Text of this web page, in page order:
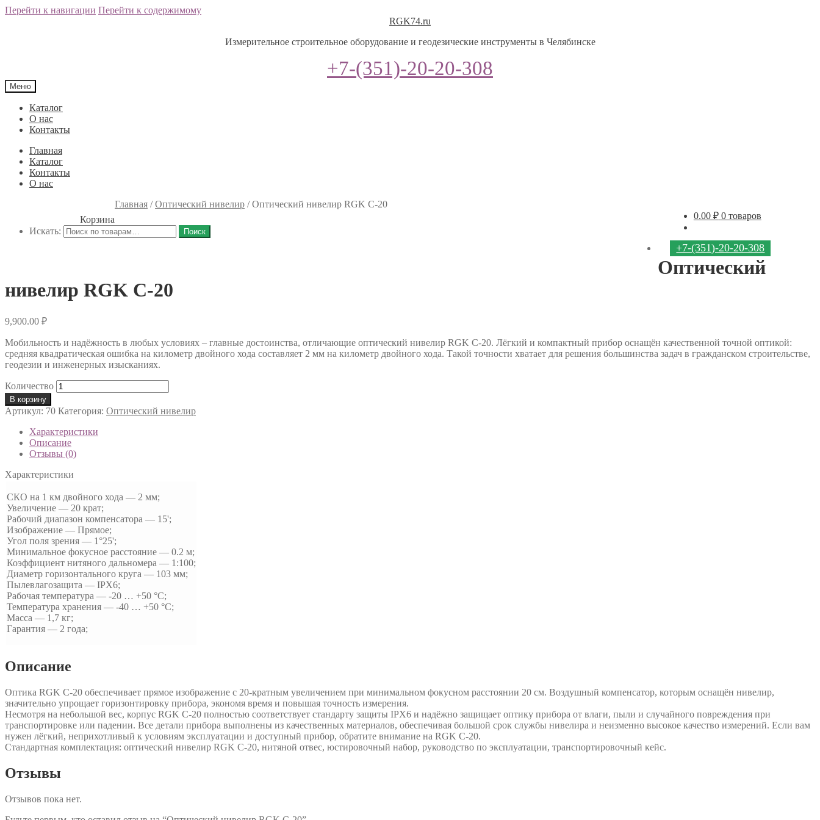
Перейти к навигации Перейти к содержимому
RGK74.ru
Измерительное строительное оборудование и геодезические инструменты в Челябинске
+7-(351)-20-20-308
Меню
Каталог
О нас
Контакты
Главная
Каталог
Контакты
О нас
Корзина 0.00 ₽ 0 товаров
Искать:
Поиск
+7-(351)-20-20-308
Главная /Оптический нивелир /Оптический нивелир RGK C-20
Оптический
нивелир RGK C-20
9,900.00 ₽
Мобильность и надёжность в любых условиях – главные достоинства, отличающие оптический нивелир RGK C-20. Лёгкий и компактный прибор оснащён качественной точной оптикой:
средняя квадратическая ошибка на километр двойного хода составляет 2 мм на километр двойного хода. Такой точности хватает для решения большинства задач в гражданском строительстве,
геодезии и инженерных изысканиях.
Количество
В корзину
Артикул: 70 Категория: Оптический нивелир
Характеристики
Описание
Отзывы (0)
Характеристики
СКО на 1 км двойного хода — 2 мм;
Увеличение — 20 крат;
Рабочий диапазон компенсатора — 15';
Изображение — Прямое;
Угол поля зрения — 1°25';
Минимальное фокусное расстояние — 0.2 м;
Коэффициент нитяного дальномера — 1:100;
Диаметр горизонтального круга — 103 мм;
Пылевлагозащита — IPХ6;
Рабочая температура — -20 … +50 °С;
Температура хранения — -40 … +50 °С;
Масса — 1,7 кг;
Гарантия — 2 года;
Описание
Оптика RGK C-20 обеспечивает прямое изображение с 20-кратным увеличением при минимальном фокусном расстоянии 20 см. Воздушный компенсатор, которым оснащён нивелир,
значительно упрощает горизонтировку прибора, экономя время и повышая точность измерения.
Несмотря на небольшой вес, корпус RGK C-20 полностью соответствует стандарту защиты IPХ6 и надёжно защищает оптику прибора от влаги, пыли и случайного повреждения при
транспортировке или падении. Все детали прибора выполнены из качественных материалов, обеспечивая большой срок службы нивелира и неизменно высокое качество измерений. Если вам
нужен лёгкий, неприхотливый к условиям эксплуатации и доступный прибор, обратите внимание на RGK C-20.
Стандартная комплектация: оптический нивелир RGK C-20, нитяной отвес, юстировочный набор, руководство по эксплуатации, транспортировочный кейс.
Отзывы
Отзывов пока нет.